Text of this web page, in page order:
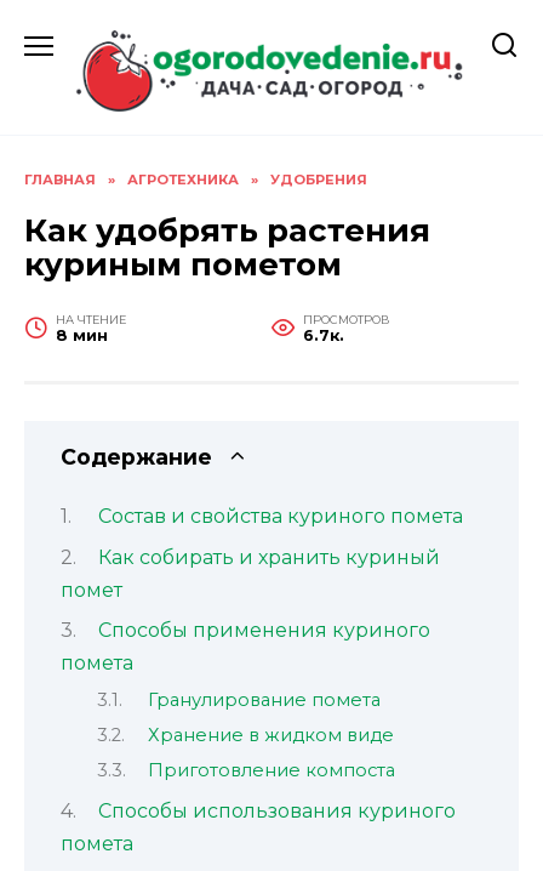
содержанию
ГЛАВНАЯ » АГРОТЕХНИКА » УДОБРЕНИЯ
Как удобрять растения
куриным пометом
НА ЧТЕНИЕ
8 мин
ПРОСМОТРОВ
6.7к.
Содержание
Состав и свойства куриного помета
Как собирать и хранить куриный
помет
Способы применения куриного
помета
Гранулирование помета
Хранение в жидком виде
Приготовление компоста
Способы использования куриного
помета